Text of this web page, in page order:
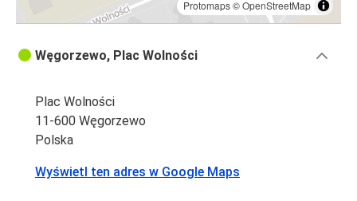
Protomaps©OpenStreetMap
Węgorzewo, Plac Wolności
Plac Wolności
11-600 Węgorzewo
Polska
Wyświetl ten adres w Google Maps